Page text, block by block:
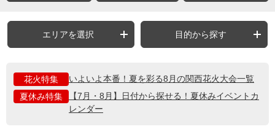
エリアを選択 目的から探す
花火特集
いよいよ本番！夏を彩る8月の関西花火大会一覧
夏休み特集
【7月・8月】日付から探せる！夏休みイベントカ
レンダー